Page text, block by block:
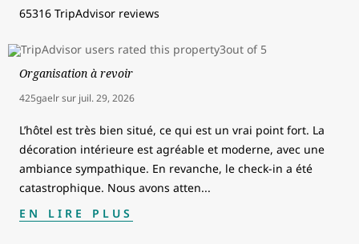
65316 TripAdvisor reviews
Organisation à revoir
425gaelrsur juil. 29, 2026
L’hôtel est très bien situé, ce qui est un vrai point fort. La
décoration intérieure est agréable et moderne, avec une
ambiance sympathique. En revanche, le check-in a été
catastrophique. Nous avons atten...
EN LIRE PLUS